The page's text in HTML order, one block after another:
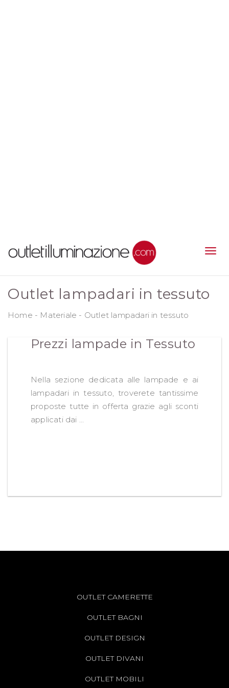
Outlet lampadari in tessuto
Home - Materiale - Outlet lampadari in tessuto
Prezzi lampade in Tessuto
Nella sezione dedicata alle lampade e ai
lampadari in tessuto, troverete tantissime
proposte tutte in offerta grazie agli sconti
applicati dai ...
OUTLET CAMERETTE
OUTLET BAGNI
OUTLET DESIGN
OUTLET DIVANI
OUTLET MOBILI